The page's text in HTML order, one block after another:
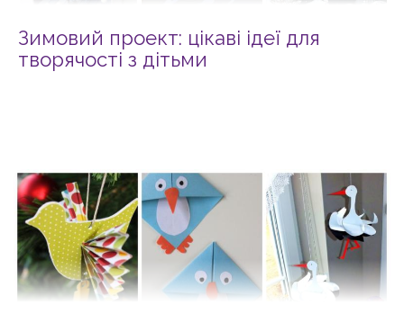
Зимовий проект: цікаві ідеї для
творячості з дітьми